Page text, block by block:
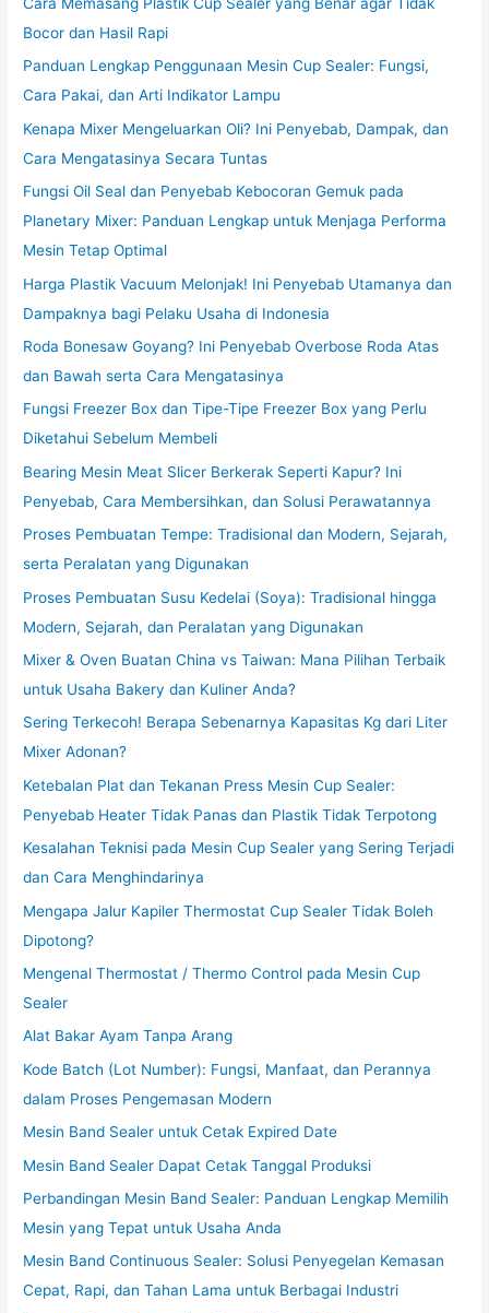
Bocor dan Hasil Rapi
Panduan Lengkap Penggunaan Mesin Cup Sealer: Fungsi,
Cara Pakai, dan Arti Indikator Lampu
Kenapa Mixer Mengeluarkan Oli? Ini Penyebab, Dampak, dan
Cara Mengatasinya Secara Tuntas
Fungsi Oil Seal dan Penyebab Kebocoran Gemuk pada
Planetary Mixer: Panduan Lengkap untuk Menjaga Performa
Mesin Tetap Optimal
Harga Plastik Vacuum Melonjak! Ini Penyebab Utamanya dan
Dampaknya bagi Pelaku Usaha di Indonesia
Roda Bonesaw Goyang? Ini Penyebab Overbose Roda Atas
dan Bawah serta Cara Mengatasinya
Fungsi Freezer Box dan Tipe-Tipe Freezer Box yang Perlu
Diketahui Sebelum Membeli
Bearing Mesin Meat Slicer Berkerak Seperti Kapur? Ini
Penyebab, Cara Membersihkan, dan Solusi Perawatannya
Proses Pembuatan Tempe: Tradisional dan Modern, Sejarah,
serta Peralatan yang Digunakan
Proses Pembuatan Susu Kedelai (Soya): Tradisional hingga
Modern, Sejarah, dan Peralatan yang Digunakan
Mixer & Oven Buatan China vs Taiwan: Mana Pilihan Terbaik
untuk Usaha Bakery dan Kuliner Anda?
Sering Terkecoh! Berapa Sebenarnya Kapasitas Kg dari Liter
Mixer Adonan?
Ketebalan Plat dan Tekanan Press Mesin Cup Sealer:
Penyebab Heater Tidak Panas dan Plastik Tidak Terpotong
Kesalahan Teknisi pada Mesin Cup Sealer yang Sering Terjadi
dan Cara Menghindarinya
Mengapa Jalur Kapiler Thermostat Cup Sealer Tidak Boleh
Dipotong?
Mengenal Thermostat / Thermo Control pada Mesin Cup
Sealer
Alat Bakar Ayam Tanpa Arang
Kode Batch (Lot Number): Fungsi, Manfaat, dan Perannya
dalam Proses Pengemasan Modern
Mesin Band Sealer untuk Cetak Expired Date
Mesin Band Sealer Dapat Cetak Tanggal Produksi
Perbandingan Mesin Band Sealer: Panduan Lengkap Memilih
Mesin yang Tepat untuk Usaha Anda
Mesin Band Continuous Sealer: Solusi Penyegelan Kemasan
Cepat, Rapi, dan Tahan Lama untuk Berbagai Industri